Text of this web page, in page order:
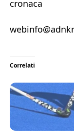
cronaca
Correlati